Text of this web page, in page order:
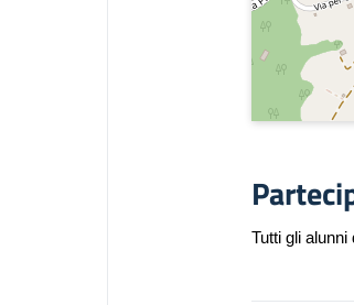
Tutti gli alunni